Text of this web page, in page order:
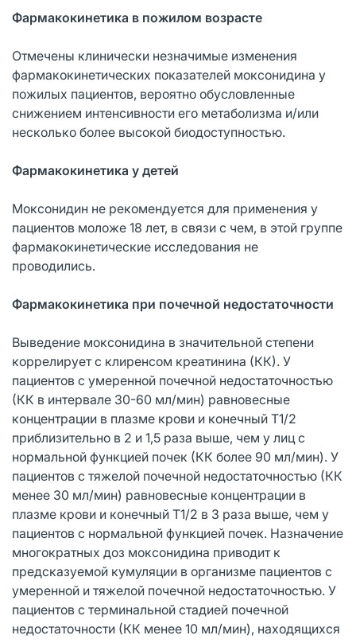
Фармакокинетика в пожилом возрасте
Отмечены клинически незначимые изменения
фармакокинетических показателей моксонидина у
пожилых пациентов, вероятно обусловленные
снижением интенсивности его метаболизма и/или
несколько более высокой биодоступностью.
Фармакокинетика у детей
Моксонидин не рекомендуется для применения у
пациентов моложе 18 лет, в связи с чем, в этой группе
фармакокинетические исследования не
проводились.
Фармакокинетика при почечной недостаточности
Выведение моксонидина в значительной степени
коррелирует с клиренсом креатинина (КК). У
пациентов с умеренной почечной недостаточностью
(КК в интервале 30-60 мл/мин) равновесные
концентрации в плазме крови и конечный Т1/2
приблизительно в 2 и 1,5 раза выше, чем у лиц с
нормальной функцией почек (КК более 90 мл/мин). У
пациентов с тяжелой почечной недостаточностью (КК
менее 30 мл/мин) равновесные концентрации в
плазме крови и конечный Т1/2 в 3 раза выше, чем у
пациентов с нормальной функцией почек. Назначение
многократных доз моксонидина приводит к
предсказуемой кумуляции в организме пациентов с
умеренной и тяжелой почечной недостаточностью. У
пациентов с терминальной стадией почечной
недостаточности (КК менее 10 мл/мин), находящихся